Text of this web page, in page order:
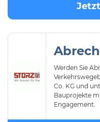
Werden Sie
Co. KG und
Bauprojekte
Engagement.